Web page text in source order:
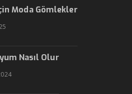
Moda Gömlekler
Nasıl Olur